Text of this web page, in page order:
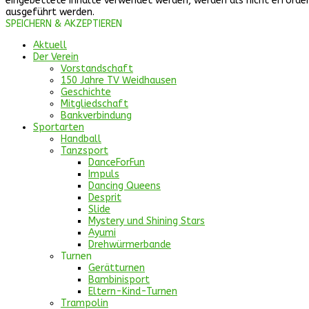
ausgeführt werden.
SPEICHERN & AKZEPTIEREN
Aktuell
Der Verein
Vorstandschaft
150 Jahre TV Weidhausen
Geschichte
Mitgliedschaft
Bankverbindung
Sportarten
Handball
Tanzsport
DanceForFun
Impuls
Dancing Queens
Desprit
Slide
Mystery und Shining Stars
Ayumi
Drehwürmerbande
Turnen
Gerätturnen
Bambinisport
Eltern-Kind-Turnen
Trampolin